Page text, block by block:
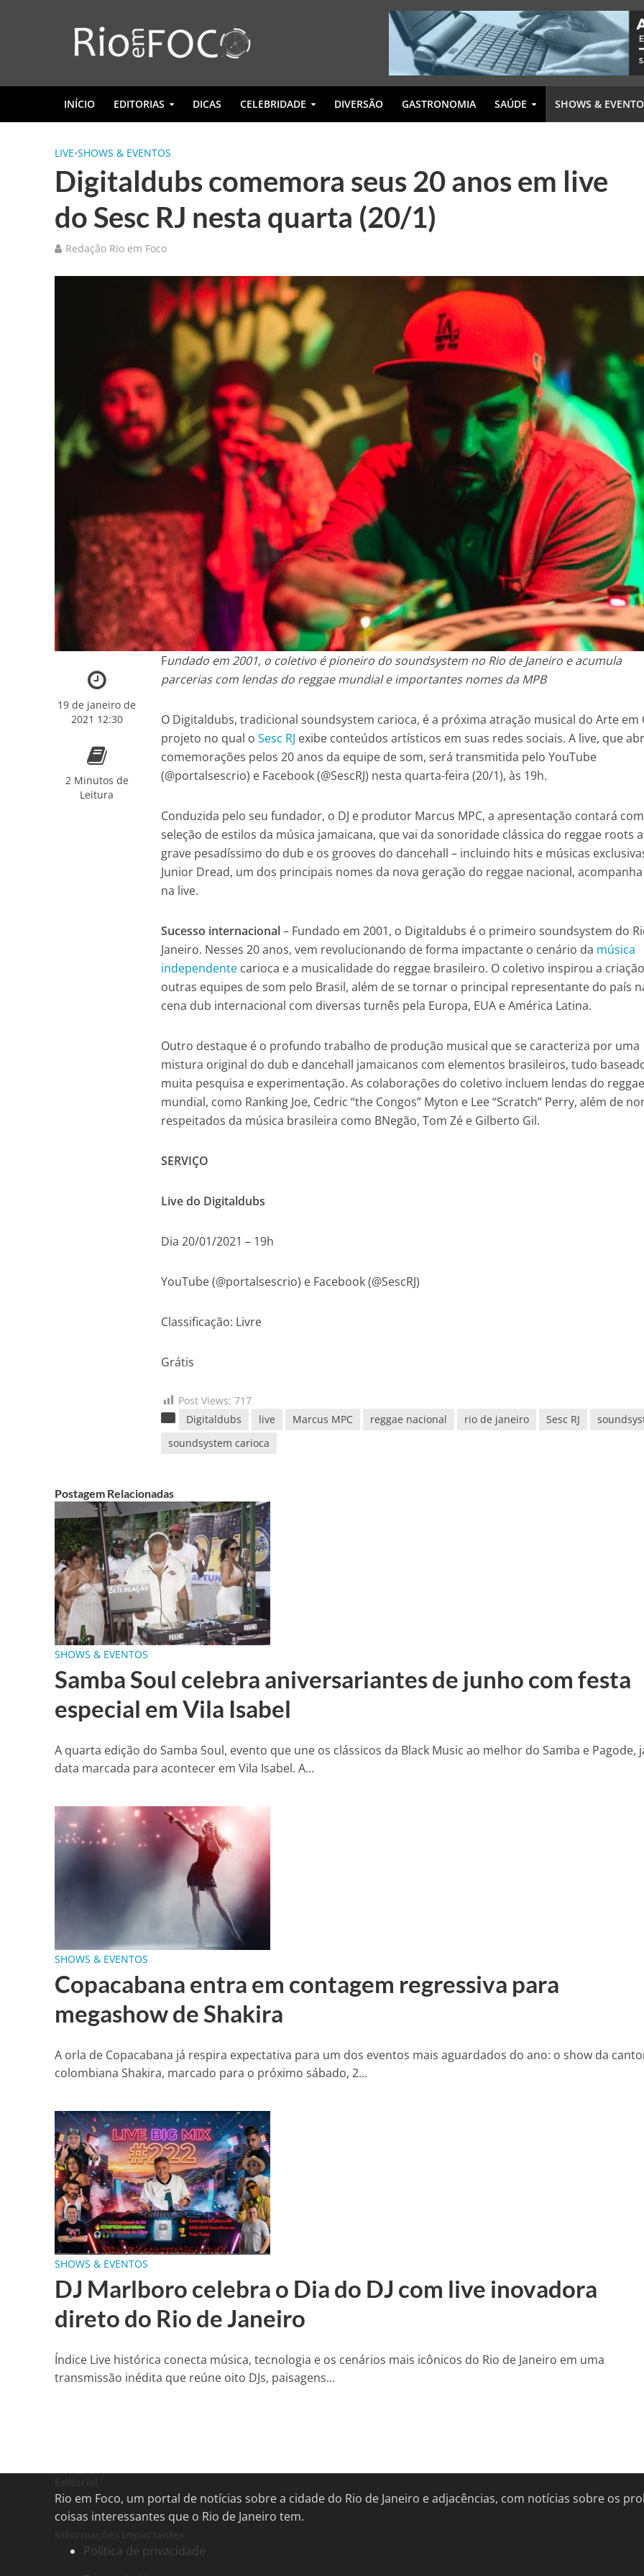
INÍCIO EDITORIAS DICAS CELEBRIDADE DIVERSÃO GASTRONOMIA SAÚDE SHOWS &
LIVE•SHOWS & EVENTOS
Digitaldubs comemora seus 20 anos em live
do Sesc RJ nesta quarta (20/1)
Redação Rio em Foco
19 de janeiro de
2021 12:30
2 Minutos de
Leitura
Fundado em 2001, o coletivo é pioneiro do soundsystem no Rio de Janeiro e acumula
parcerias com lendas do reggae mundial e importantes nomes da MPB
O Digitaldubs, tradicional soundsystem carioca, é a próxima atração musical do Arte em
projeto no qual oSesc RJ exibe conteúdos artísticos em suas redes sociais. A live, que
comemorações pelos 20 anos da equipe de som, será transmitida pelo YouTube
(@portalsescrio) e Facebook (@SescRJ) nesta quarta-feira (20/1), às 19h.
Conduzida pelo seu fundador, o DJ e produtor Marcus MPC, a apresentação contará
seleção de estilos da música jamaicana, que vai da sonoridade clássica do reggae roots
grave pesadíssimo do dub e os grooves do dancehall – incluindo hits e músicas
Junior Dread, um dos principais nomes da nova geração do reggae nacional, acompanha
na live.
Sucesso internacional– Fundado em 2001, o Digitaldubs é o primeiro soundsystem do
Janeiro. Nesses 20 anos, vem revolucionando de forma impactante o cenário da música
independente carioca e a musicalidade do reggae brasileiro. O coletivo inspirou a
outras equipes de som pelo Brasil, além de se tornar o principal representante do país
cena dub internacional com diversas turnês pela Europa, EUA e América Latina.
Outro destaque é o profundo trabalho de produção musical que se caracteriza por uma
mistura original do dub e dancehall jamaicanos com elementos brasileiros, tudo
muita pesquisa e experimentação. As colaborações do coletivo incluem lendas do
mundial, como Ranking Joe, Cedric “the Congos” Myton e Lee “Scratch” Perry, além de
respeitados da música brasileira como BNegão, Tom Zé e Gilberto Gil.
SERVIÇO
Live do Digitaldubs
Dia 20/01/2021 – 19h
YouTube (@portalsescrio) e Facebook (@SescRJ)
Classificação: Livre
Grátis
Post Views: 717
Digitaldubs
live Marcus MPC reggae nacional rio de janeiro Sesc RJ
soundsystem carioca
Postagem Relacionadas
SHOWS & EVENTOS
Samba Soul celebra aniversariantes de junho com festa
especial em Vila Isabel
A quarta edição do Samba Soul, evento que une os clássicos da Black Music ao melhor do Samba e Pagode,
data marcada para acontecer em Vila Isabel. A...
SHOWS & EVENTOS
Copacabana entra em contagem regressiva para
megashow de Shakira
A orla de Copacabana já respira expectativa para um dos eventos mais aguardados do ano: o show da
colombiana Shakira, marcado para o próximo sábado, 2...
SHOWS & EVENTOS
DJ Marlboro celebra o Dia do DJ com live inovadora
direto do Rio de Janeiro
Índice Live histórica conecta música, tecnologia e os cenários mais icônicos do Rio de Janeiro em uma
transmissão inédita que reúne oito DJs, paisagens...
Rio em Foco, um portal de notícias sobre a cidade do Rio de Janeiro e adjacências, com notícias sobre os
coisas interessantes que o Rio de Janeiro tem.
Política de privacidade